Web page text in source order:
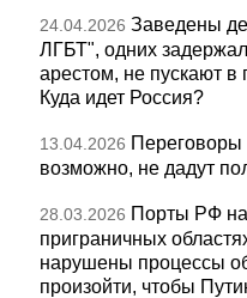
24.04.2026 Заведены
ЛГБТ", одних
арестом, не пускают
Куда идет Россия?
13.04.2026
возможно, не дадут
28.03.2026 Порты РФ
приграничных
нарушены процессы
произойти, чтобы